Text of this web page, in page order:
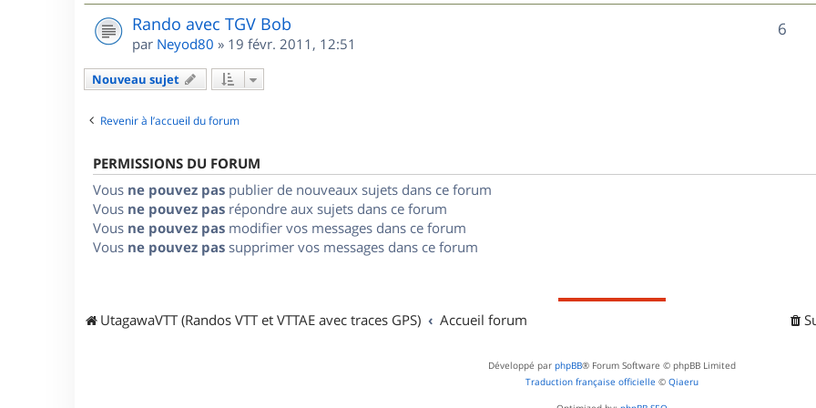
s
é
p
e
Rando avec TGV Bob
par Neyod80 » 19 févr. 2011, 12:51
6R
Nouveau sujet
Revenir à l’accueil du forum
PERMISSIONS DU FORUM
Vous ne pouvez pas publier de nouveaux sujets dans ce forum
Vous ne pouvez pas répondre aux sujets dans ce forum
Vous ne pouvez pas modifier vos messages dans ce forum
Vous ne pouvez pas supprimer vos messages dans ce forum
UtagawaVTT (Randos VTT et VTTAE avec traces GPS) Accueil forum
Développé par phpBB® Forum Software © phpBB Limited
Traduction française officielle © Qiaeru